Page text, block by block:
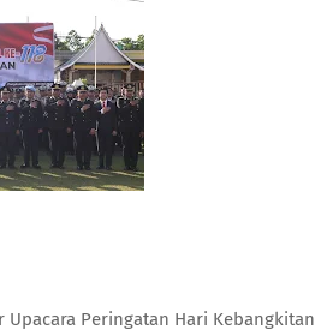
Upacara Peringatan Hari Kebangkitan